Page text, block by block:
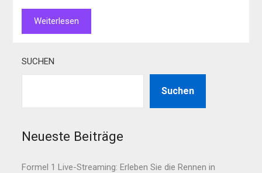
Weiterlesen
SUCHEN
Suchen
Neueste Beiträge
Formel 1 Live-Streaming: Erleben Sie die Rennen in